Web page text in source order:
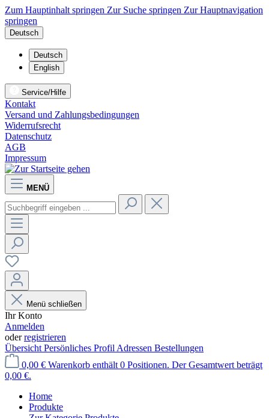
Zum Hauptinhalt springen Zur Suche springen Zur Hauptnavigation
springen
Deutsch
Deutsch
English
Service/Hilfe
Kontakt
Versand und Zahlungsbedingungen
Widerrufsrecht
Datenschutz
AGB
Impressum
MENÜ
Menü schließen
Ihr Konto
Anmelden
oderregistrieren
Übersicht Persönliches Profil Adressen Bestellungen
0,00 € Warenkorb enthält 0 Positionen. Der Gesamtwert beträgt
0,00 €.
Home
Produkte